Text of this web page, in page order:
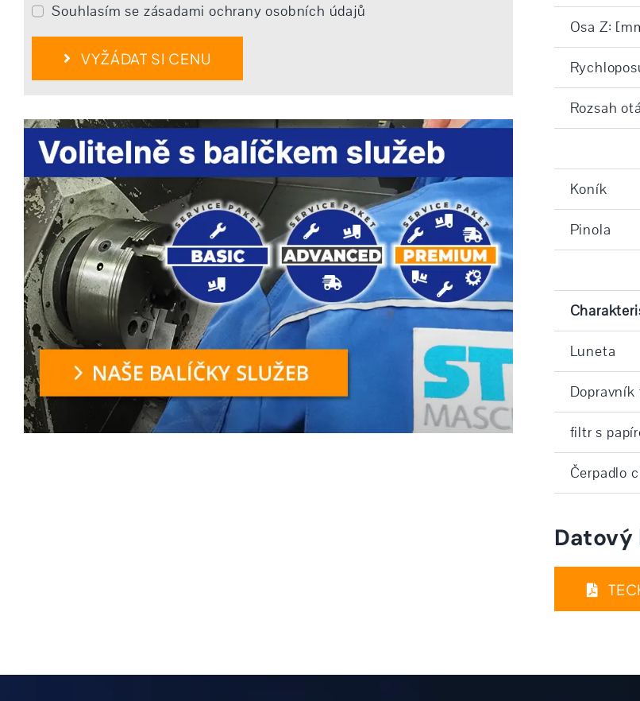
Souhlasím se zásadami ochrany osobních údajů
VYŽÁDAT SI CENU
Osa Z:
Rozsah
Koník
Pinola
Luneta
filtr s
Čerpadlo
Datový